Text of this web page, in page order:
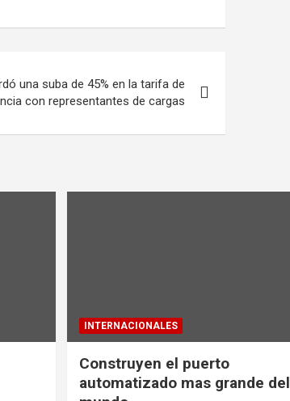
una suba de 45% en la tarifa de
con representantes de cargas
INTERNACIONALES
Construyen el puerto
automatizado mas grande del